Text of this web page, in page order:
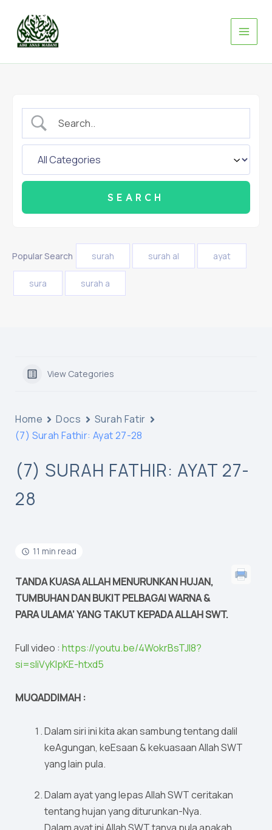
content
Popular Search surah surah al ayat
sura surah a
View Categories
Home Docs
Surah Fatir
(7) Surah Fathir: Ayat 27-28
(7) SURAH FATHIR: AYAT 27-
28
11 min read
TANDA KUASA ALLAH MENURUNKAN HUJAN,
TUMBUHAN DAN BUKIT PELBAGAI WARNA &
PARA ULAMA’ YANG TAKUT KEPADA ALLAH SWT.
Full video : https://youtu.be/4WokrBsTJl8?
si=sIiVyKlpKE-htxd5
MUQADDIMAH :
Dalam siri ini kita akan sambung tentang dalil
keAgungan, keEsaan & kekuasaan Allah SWT
yang lain pula.
Dalam ayat yang lepas Allah SWT ceritakan
tentang hujan yang diturunkan-Nya.